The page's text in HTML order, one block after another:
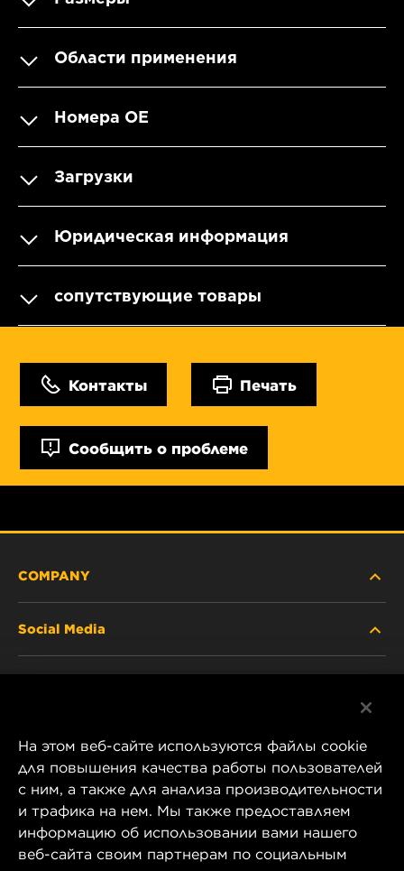
Области применения
Номера OE
Загрузки
Юридическая информация
сопутствующие товары
Контакты Печать
Сообщить о проблеме
COMPANY
CAREER
COMPANY STORE
DATA PRIVACY
Social Media
Instagram
YouTube
1 Wix Way
На этом веб-сайте используются файлы cookie
для повышения качества работы пользователей
с ним, а также для анализа производительности
и трафика на нем. Мы также предоставляем
информацию об использовании вами нашего
веб-сайта своим партнерам по социальным